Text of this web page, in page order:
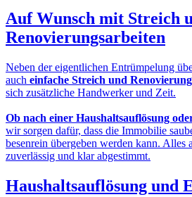
Auf Wunsch mit Streich
Renovierungsarbeiten
Neben der eigentlichen Entrümpelung
auch einfache Streich und
sich zusätzliche Handwerker und Zeit.
Ob nach einer Haushaltsauflösung
wir sorgen dafür, dass die Immobilie
besenrein übergeben werden kann. Alles
zuverlässig und klar abgestimmt.
Haushaltsauflösung und